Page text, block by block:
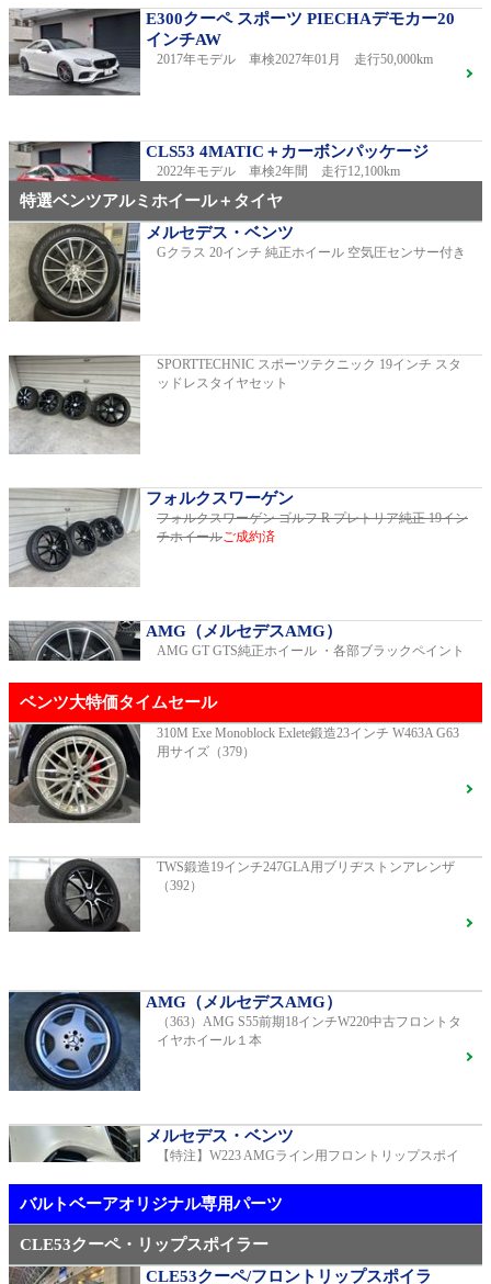
E300クーペ スポーツ PIECHAデモカー20
インチAW
2017年モデル 車検2027年01月 走行50,000km
CLS53 4MATIC＋カーボンパッケージ
2022年モデル 車検2年間 走行12,100km
GT53 4MATIC+ ダイナミックプラスパッ
ケージご成約済
2024年モデル 車検2027年01月 走行8,500km
2018年モデル 車検 走行23,500km
ベンツ中古車在庫車情報
特選ベンツアルミホイール＋タイヤ
メルセデス・ベンツ
Gクラス 20インチ 純正ホイール 空気圧センサー付き
SPORTTECHNIC スポーツテクニック 19インチ スタ
ッドレスタイヤセット
フォルクスワーゲン
フォルクスワーゲン ゴルフ R プレトリア純正 19イン
チホイールご成約済
AMG（メルセデスAMG）
AMG GT GTS純正ホイール ・各部ブラックペイント
R231 SL400 ロルフハルトゲ20インチアルミホイール
【中古タイヤ美品】ピレリPゼロネロ255/30/20 5分山1
メルセデス・ベンツ
TWS EX-fMⅡ Monoblock 20インチ メルセデスベンツ
AMG（メルセデスAMG）
21インチ鍛造 TWS EXlete 210M ミシュランパイロッ
トスポーツ4Sご成約済
ベンツ大特価タイムセール
310M Exe Monoblock Exlete鍛造23インチ W463A G63
用サイズ（379）
TWS鍛造19インチ247GLA用ブリヂストンアレンザ
（392）
AMG（メルセデスAMG）
（363）AMG S55前期18インチW220中古フロントタ
イヤホイール１本
メルセデス・ベンツ
【特注】W223 AMGライン用フロントリップスポイ
バルトベーアオリジナル専用パーツ
CLE53クーペ・リップスポイラー
CLE53クーペ/フロントリップスポイラ